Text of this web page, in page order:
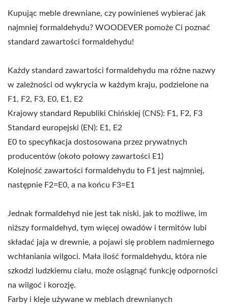
Kupując meble drewniane, czy powinieneś wybierać jak
najmniej formaldehydu? WOODEVER pomoże Ci poznać
standard zawartości formaldehydu!
Każdy standard zawartości formaldehydu ma różne nazwy
w zależności od wykrycia w każdym kraju, podzielone na
F1, F2, F3, E0, E1, E2
Krajowy standard Republiki Chińskiej (CNS): F1, F2, F3
Standard europejski (EN): E1, E2
E0 to specyfikacja dostosowana przez prywatnych
producentów (około połowy zawartości E1)
Kolejność zawartości formaldehydu to F1 jest najmniej,
następnie F2=E0, a na końcu F3=E1
Jednak formaldehyd nie jest tak niski, jak to możliwe, im
niższy formaldehyd, tym więcej owadów i termitów lubi
składać jaja w drewnie, a pojawi się problem nadmiernego
wchłaniania wilgoci. Mała ilość formaldehydu, która nie
szkodzi ludzkiemu ciału, może osiągnąć funkcję odporności
na wilgoć i korozję.
Farby i kleje używane w meblach drewnianych